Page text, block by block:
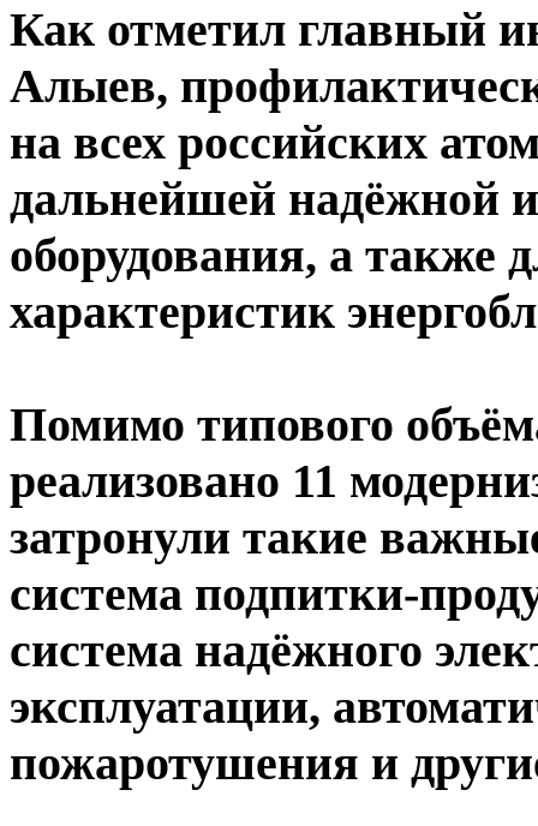
Как отметил главный
Алыев,
на всех российских
дальнейшей надёжной
оборудования, а также
характеристик
Помимо типового
реализовано 11
затронули такие
система подпитки-
система надёжного
эксплуатации,
пожаротушения и